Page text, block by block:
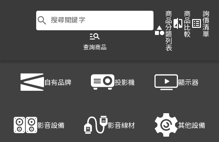
search 搜尋關鍵字
manage_search
查詢商品
category
商
品
分
類
列
表
compare
商
品
比
較
list_alt
詢
價
清
單
自有品牌 投影機 顯示器
影音設備 影音線材 其他設備
產品細節